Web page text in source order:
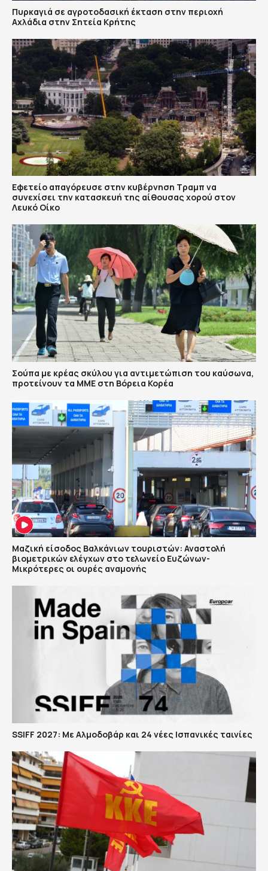
Πυρκαγιά σε αγροτοδασική έκταση στην περιοχή
Αχλάδια στην Σητεία Κρήτης
Εφετείο απαγόρευσε στην κυβέρνηση Τραμπ να
συνεχίσει την κατασκευή της αίθουσας χορού στον
Λευκό Οίκο
Σούπα με κρέας σκύλου για αντιμετώπιση του καύσωνα,
προτείνουν τα ΜΜΕ στη Βόρεια Κορέα
Μαζική είσοδος Βαλκάνιων τουριστών: Αναστολή
βιομετρικών ελέγχων στο τελωνείο Ευζώνων-
Μικρότερες οι ουρές αναμονής
SSIFF 2027: Με Αλμοδοβάρ και 24 νέες Ισπανικές ταινίες